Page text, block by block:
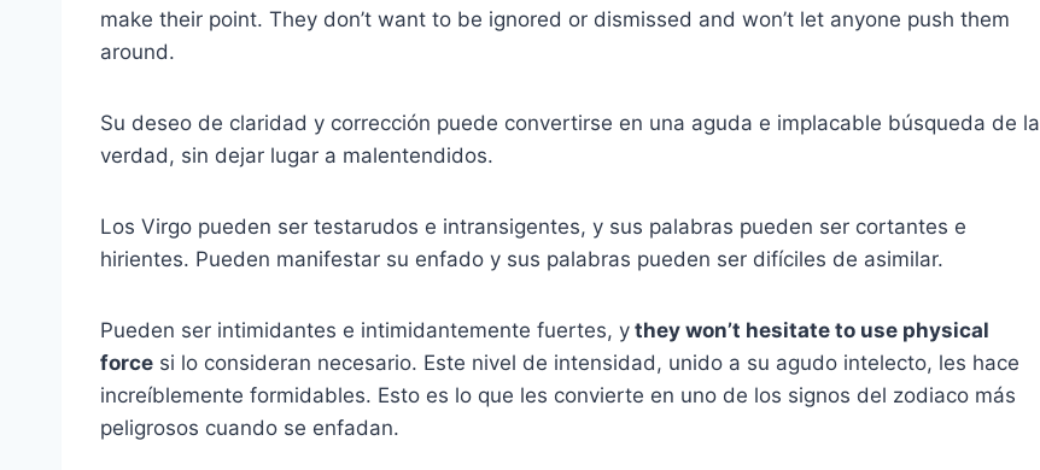
make their point. They don’t want to be ignored or dismissed and won’t let anyone push them
around.
Su deseo de claridad y corrección puede convertirse en una aguda e implacable búsqueda de la
verdad, sin dejar lugar a malentendidos.
Los Virgo pueden ser testarudos e intransigentes, y sus palabras pueden ser cortantes e
hirientes. Pueden manifestar su enfado y sus palabras pueden ser difíciles de asimilar.
Pueden ser intimidantes e intimidantemente fuertes, y they won’t hesitate to use physical
force si lo consideran necesario. Este nivel de intensidad, unido a su agudo intelecto, les hace
increíblemente formidables. Esto es lo que les convierte en uno de los signos del zodiaco más
peligrosos cuando se enfadan.